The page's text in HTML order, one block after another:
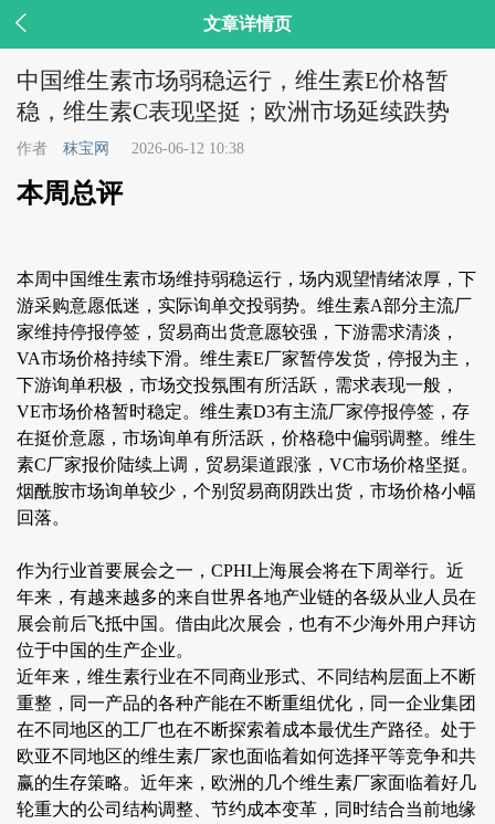
 文章详情页
中国维生素市场弱稳运行，维生素E价格暂
稳，维生素C表现坚挺；欧洲市场延续跌势
作者 秣宝网 2026-06-12 10:38
本周总评
本周中国维生素市场维持弱稳运行，场内观望情绪浓厚，下
游采购意愿低迷，实际询单交投弱势。维生素A部分主流厂
家维持停报停签，贸易商出货意愿较强，下游需求清淡，
VA市场价格持续下滑。维生素E厂家暂停发货，停报为主，
下游询单积极，市场交投氛围有所活跃，需求表现一般，
VE市场价格暂时稳定。维生素D3有主流厂家停报停签，存
在挺价意愿，市场询单有所活跃，价格稳中偏弱调整。维生
素C厂家报价陆续上调，贸易渠道跟涨，VC市场价格坚挺。
烟酰胺市场询单较少，个别贸易商阴跌出货，市场价格小幅
回落。
作为行业首要展会之一，CPHI上海展会将在下周举行。近
年来，有越来越多的来自世界各地产业链的各级从业人员在
展会前后飞抵中国。借由此次展会，也有不少海外用户拜访
位于中国的生产企业。
近年来，维生素行业在不同商业形式、不同结构层面上不断
重整，同一产品的各种产能在不断重组优化，同一企业集团
在不同地区的工厂也在不断探索着成本最优生产路径。处于
欧亚不同地区的维生素厂家也面临着如何选择平等竞争和共
赢的生存策略。近年来，欧洲的几个维生素厂家面临着好几
轮重大的公司结构调整、节约成本变革，同时结合当前地缘